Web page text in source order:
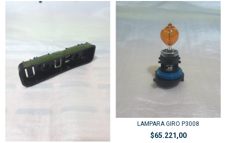
LAMPARA GIRO P3008
$65.221,00